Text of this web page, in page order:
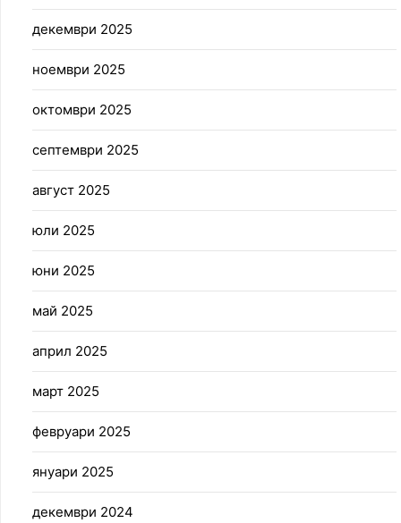
декември 2025
ноември 2025
октомври 2025
септември 2025
август 2025
юли 2025
юни 2025
май 2025
април 2025
март 2025
февруари 2025
януари 2025
декември 2024